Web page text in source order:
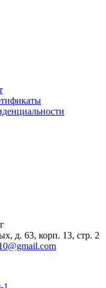
д. 63, корп. 13, стр. 2